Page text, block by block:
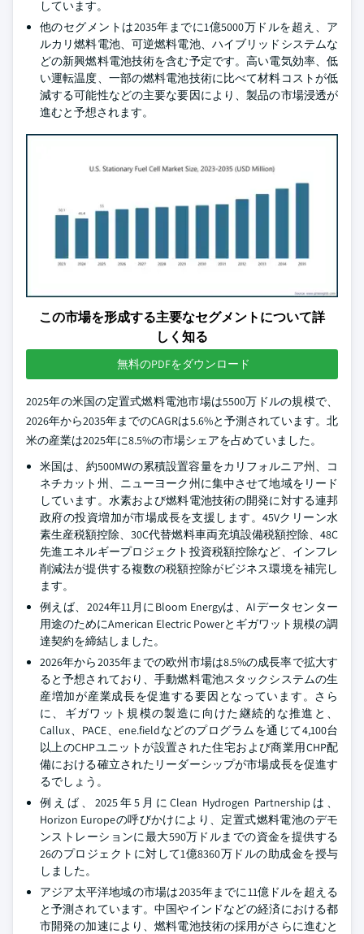
しています。
他のセグメントは2035年までに1億5000万ドルを超え、ア
ルカリ燃料電池、可逆燃料電池、ハイブリッドシステムな
どの新興燃料電池技術を含む予定です。高い電気効率、低
い運転温度、一部の燃料電池技術に比べて材料コストが低
減する可能性などの主要な要因により、製品の市場浸透が
進むと予想されます。
この市場を形成する主要なセグメントについて詳
しく知る
無料のPDFをダウンロード
2025年の米国の定置式燃料電池市場は5500万ドルの規模で、
2026年から2035年までのCAGRは5.6%と予測されています。北
米の産業は2025年に8.5%の市場シェアを占めていました。
米国は、約500MWの累積設置容量をカリフォルニア州、コ
ネチカット州、ニューヨーク州に集中させて地域をリード
しています。水素および燃料電池技術の開発に対する連邦
政府の投資増加が市場成長を支援します。45Vクリーン水
素生産税額控除、30C代替燃料車両充填設備税額控除、48C
先進エネルギープロジェクト投資税額控除など、インフレ
削減法が提供する複数の税額控除がビジネス環境を補完し
ます。
例えば、2024年11月にBloom Energyは、AIデータセンター
用途のためにAmerican Electric Powerとギガワット規模の調
達契約を締結しました。
2026年から2035年までの欧州市場は8.5%の成長率で拡大す
ると予想されており、手動燃料電池スタックシステムの生
産増加が産業成長を促進する要因となっています。さら
に、ギガワット規模の製造に向けた継続的な推進と、
Callux、PACE、ene.fieldなどのプログラムを通じて4,100台
以上のCHPユニットが設置された住宅および商業用CHP配
備における確立されたリーダーシップが市場成長を促進す
るでしょう。
例えば、2025年5月にClean Hydrogen Partnershipは、
Horizon Europeの呼びかけにより、定置式燃料電池のデモ
ンストレーションに最大590万ドルまでの資金を提供する
26のプロジェクトに対して1億8360万ドルの助成金を授与
しました。
アジア太平洋地域の市場は2035年までに11億ドルを超える
と予測されています。中国やインドなどの経済における都
市開発の加速により、燃料電池技術の採用がさらに進むと